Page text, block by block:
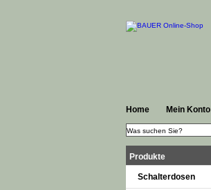
Home Mein Konto
Produkte
Schalterdosen